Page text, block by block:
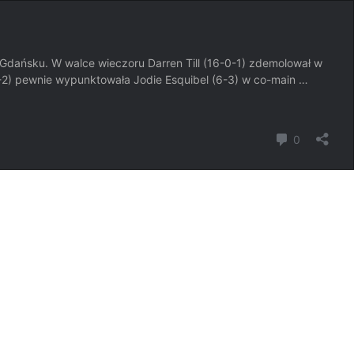
W walce wieczoru Darren Till (16-0-1) zdemolował w
pewnie wypunktowała Jodie Esquibel (6-3) w co-main …
0